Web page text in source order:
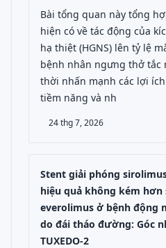
Bài tổng quan này tổng
hiện có về tác động của
hạ thiệt (HGNS) lên tỷ lệ
bệnh nhân ngưng thở tắc
thời nhấn mạnh các lợi
tiềm năng và nh
24 thg 7, 2026
Stent giải phóng
hiệu quả không kém
everolimus ở bệnh động
do đái tháo đường: Góc
TUXEDO-2